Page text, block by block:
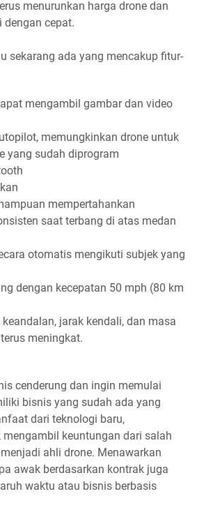
menurunkan harga drone dan
dengan cepat.
sekarang ada yang mencakup fitur-
mengambil gambar dan video
memungkinkan drone untuk
yang sudah diprogram
mempertahankan
saat terbang di atas medan
otomatis mengikuti subjek yang
dengan kecepatan 50 mph (80 km
jarak kendali, dan masa
meningkat.
cenderung dan ingin memulai
bisnis yang sudah ada yang
dari teknologi baru,
keuntungan dari salah
ahli drone. Menawarkan
awak berdasarkan kontrak juga
waktu atau bisnis berbasis